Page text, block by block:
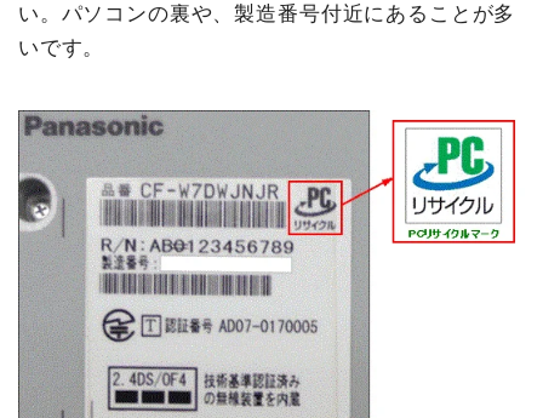
い。パソコンの裏や、製造番号付近にあることが多
いです。